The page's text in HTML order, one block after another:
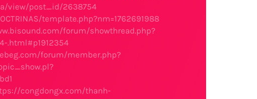
view/post_id/2638754
template.php?nm=1762691988
forum/showthread.php?
.html#p1912354
forum/member.php?
congdongx.com/thanh-